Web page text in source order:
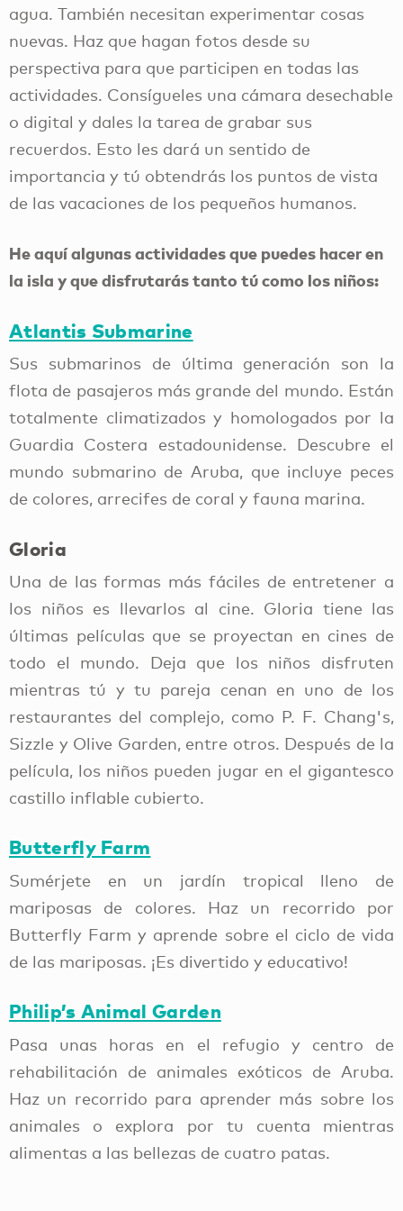
agua. También necesitan experimentar cosas
nuevas. Haz que hagan fotos desde su
perspectiva para que participen en todas las
actividades. Consígueles una cámara desechable
o digital y dales la tarea de grabar sus
recuerdos. Esto les dará un sentido de
importancia y tú obtendrás los puntos de vista
de las vacaciones de los pequeños humanos.
He aquí algunas actividades que puedes hacer en
la isla y que disfrutarás tanto tú como los niños:
Atlantis Submarine
Sus submarinos de última generación son la
flota de pasajeros más grande del mundo. Están
totalmente climatizados y homologados por la
Guardia Costera estadounidense. Descubre el
mundo submarino de Aruba, que incluye peces
de colores, arrecifes de coral y fauna marina.
Gloria
Una de las formas más fáciles de entretener a
los niños es llevarlos al cine. Gloria tiene las
últimas películas que se proyectan en cines de
todo el mundo. Deja que los niños disfruten
mientras tú y tu pareja cenan en uno de los
restaurantes del complejo, como P. F. Chang's,
Sizzle y Olive Garden, entre otros. Después de la
película, los niños pueden jugar en el gigantesco
castillo inflable cubierto.
Butterfly Farm
Sumérjete en un jardín tropical lleno de
mariposas de colores. Haz un recorrido por
Butterfly Farm y aprende sobre el ciclo de vida
de las mariposas. ¡Es divertido y educativo!
Philip’s Animal Garden
Pasa unas horas en el refugio y centro de
rehabilitación de animales exóticos de Aruba.
Haz un recorrido para aprender más sobre los
animales o explora por tu cuenta mientras
alimentas a las bellezas de cuatro patas.